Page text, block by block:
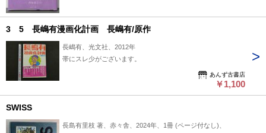
3 5 長嶋有漫画化計画 長嶋有/原作
長嶋有、光文社、2012年
帯にスレ少がございます。
あんず古書店
￥1,100
SWISS
長島有里枝 著、赤々舎、2024年、1冊 (ページ付なし)、